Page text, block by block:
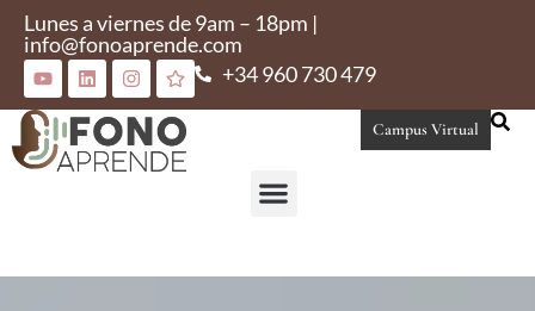
Lunes a viernes de 9am – 18pm |
info@fonoaprende.com
+34 960 730 479
Campus Virtual